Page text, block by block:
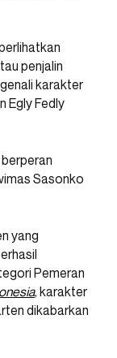
penjalin
karakter
Egly Fedly
Sasonko
yang
Pemeran
, karakter
dikabarkan